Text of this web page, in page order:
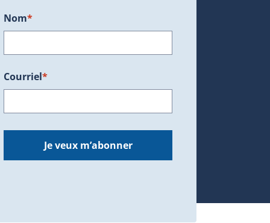
Nom*
Courriel*
Je veux m’abonner